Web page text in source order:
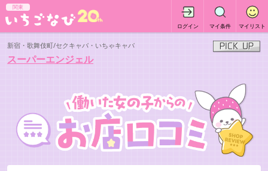
関東
ログイン マイ条件 マイリスト
新宿・歌舞伎町/セクキャバ・いちゃキャバ
スーパーエンジェル